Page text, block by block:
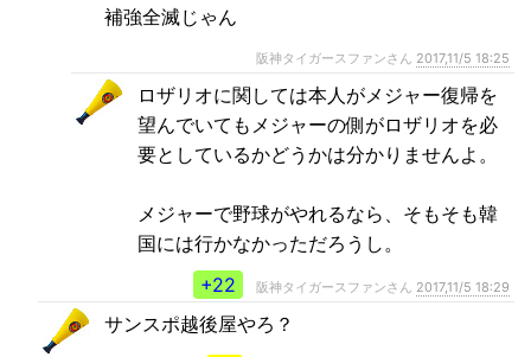
補強全滅じゃん
阪神タイガースファンさん 2017,11/5 18:25
ロザリオに関しては本人がメジャー復帰を
望んでいてもメジャーの側がロザリオを必
要としているかどうかは分かりませんよ。
メジャーで野球がやれるなら、そもそも韓
国には行かなかっただろうし。
+22
阪神タイガースファンさん 2017,11/5 18:29
サンスポ越後屋やろ？